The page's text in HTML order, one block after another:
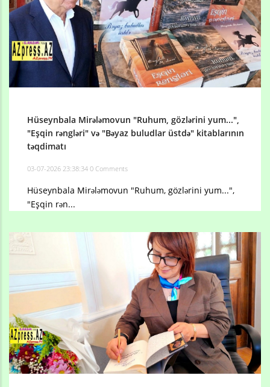
Hüseynbala Mirələmovun "Ruhum, gözlərini yum...",
"Eşqin rəngləri" və "Bəyaz buludlar üstdə" kitablarının
təqdimatı
03-07-2026 23:38:34 0 Comments
Hüseynbala Mirələmovun "Ruhum, gözlərini yum...",
"Eşqin rən...